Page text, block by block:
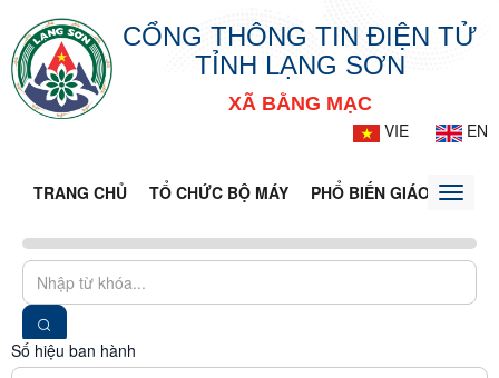
CỔNG THÔNG TIN ĐIỆN TỬ
TỈNH LẠNG SƠN
XÃ BẰNG MẠC
VIE
EN
TRANG CHỦ TỔ CHỨC BỘ MÁY PHỔ BIẾN GIÁO DỤCToggle
Số hiệu ban hành